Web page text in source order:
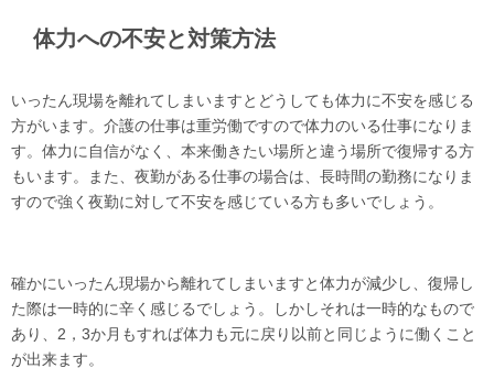
体力への不安と対策方法
いったん現場を離れてしまいますとどうしても体力に不安を感じる
方がいます。介護の仕事は重労働ですので体力のいる仕事になりま
す。体力に自信がなく、本来働きたい場所と違う場所で復帰する方
もいます。また、夜勤がある仕事の場合は、長時間の勤務になりま
すので強く夜勤に対して不安を感じている方も多いでしょう。
確かにいったん現場から離れてしまいますと体力が減少し、復帰し
た際は一時的に辛く感じるでしょう。しかしそれは一時的なもので
あり、2，3か月もすれば体力も元に戻り以前と同じように働くこと
が出来ます。